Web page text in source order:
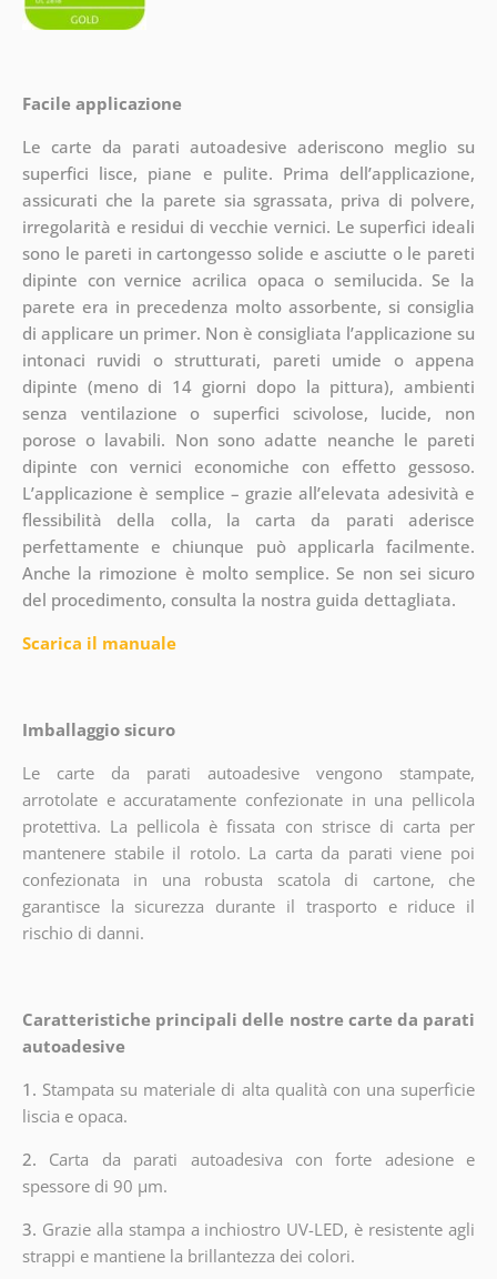
Facile applicazione
Le carte da parati autoadesive aderiscono meglio su
superfici lisce, piane e pulite. Prima dell’applicazione,
assicurati che la parete sia sgrassata, priva di polvere,
irregolarità e residui di vecchie vernici. Le superfici ideali
sono le pareti in cartongesso solide e asciutte o le pareti
dipinte con vernice acrilica opaca o semilucida. Se la
parete era in precedenza molto assorbente, si consiglia
di applicare un primer. Non è consigliata l’applicazione su
intonaci ruvidi o strutturati, pareti umide o appena
dipinte (meno di 14 giorni dopo la pittura), ambienti
senza ventilazione o superfici scivolose, lucide, non
porose o lavabili. Non sono adatte neanche le pareti
dipinte con vernici economiche con effetto gessoso.
L’applicazione è semplice – grazie all’elevata adesività e
flessibilità della colla, la carta da parati aderisce
perfettamente e chiunque può applicarla facilmente.
Anche la rimozione è molto semplice. Se non sei sicuro
del procedimento, consulta la nostra guida dettagliata.
Scarica il manuale
Imballaggio sicuro
Le carte da parati autoadesive vengono stampate,
arrotolate e accuratamente confezionate in una pellicola
protettiva. La pellicola è fissata con strisce di carta per
mantenere stabile il rotolo. La carta da parati viene poi
confezionata in una robusta scatola di cartone, che
garantisce la sicurezza durante il trasporto e riduce il
rischio di danni.
Caratteristiche principali delle nostre carte da parati
autoadesive
1. Stampata su materiale di alta qualità con una superficie
liscia e opaca.
2. Carta da parati autoadesiva con forte adesione e
spessore di 90 µm.
3. Grazie alla stampa a inchiostro UV-LED, è resistente agli
strappi e mantiene la brillantezza dei colori.